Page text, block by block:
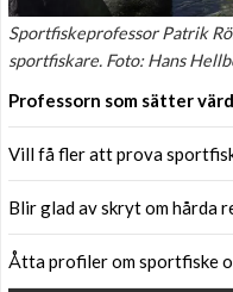
Sportfiskeprofessor Patrik
sportfiskare. Foto: Hans
Professorn som sätter
Vill få fler att prova
Blir glad av skryt om hårda
Åtta profiler om sportfiske